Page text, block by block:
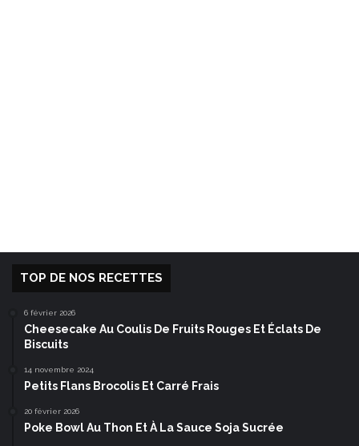
TOP DE NOS RECETTES
6 février 2026
Cheesecake Au Coulis De Fruits Rouges Et Éclats De
Biscuits
14 novembre 2024
Petits Flans Brocolis Et Carré Frais
20 février 2026
Poke Bowl Au Thon Et À La Sauce Soja Sucrée